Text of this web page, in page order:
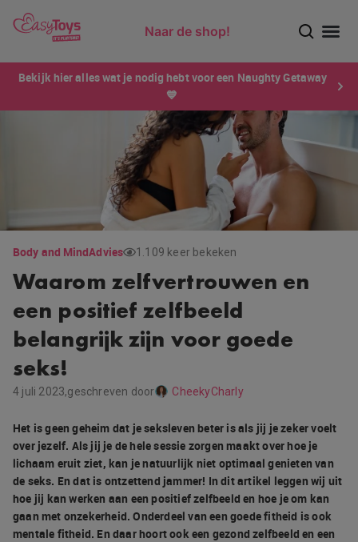
Naar de shop!
Bekijk hier alles wat je nodig hebt voor een Naughty Getaway
💙
Body and MindAdvies 1.109 keer bekeken
Waarom zelfvertrouwen en
een positief zelfbeeld
belangrijk zijn voor goede
seks!
4 juli 2023,geschreven door CheekyCharly
Het is geen geheim dat je seksleven beter is als jij je zeker voelt
over jezelf. Als jij je de hele sessie zorgen maakt over hoe je
lichaam eruit ziet, kan je natuurlijk niet optimaal genieten van
de seks. En dat is ontzettend jammer! In dit artikel leggen wij uit
hoe jij kan werken aan een positief zelfbeeld en hoe je om kan
gaan met onzekerheid. Onderdeel van een goede fitheid is ook
mentale fitheid. En daar hoort ook een gezond zelfbeeld en een